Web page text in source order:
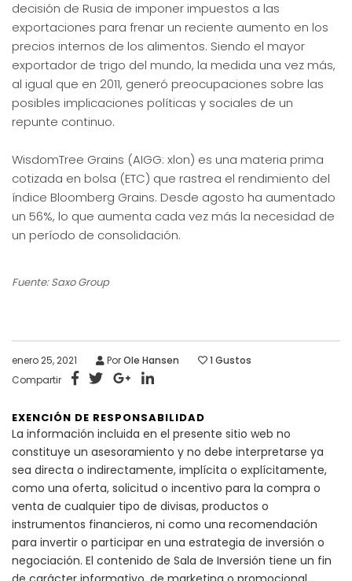
decisión de Rusia de imponer impuestos a las
exportaciones para frenar un reciente aumento en los
precios internos de los alimentos. Siendo el mayor
exportador de trigo del mundo, la medida una vez más,
al igual que en 2011, generó preocupaciones sobre las
posibles implicaciones políticas y sociales de un
repunte continuo.
WisdomTree Grains (AIGG: xlon) es una materia prima
cotizada en bolsa (ETC) que rastrea el rendimiento del
índice Bloomberg Grains. Desde agosto ha aumentado
un 56%, lo que aumenta cada vez más la necesidad de
un período de consolidación.
Fuente: Saxo Group
enero 25, 2021 PorOle Hansen 1 Gustos
Compartir
EXENCIÓN DE RESPONSABILIDAD
La información incluida en el presente sitio web no
constituye un asesoramiento y no debe interpretarse ya
sea directa o indirectamente, implícita o explícitamente,
como una oferta, solicitud o incentivo para la compra o
venta de cualquier tipo de divisas, productos o
instrumentos financieros, ni como una recomendación
para invertir o participar en una estrategia de inversión o
negociación. El contenido de Sala de Inversión tiene un fin